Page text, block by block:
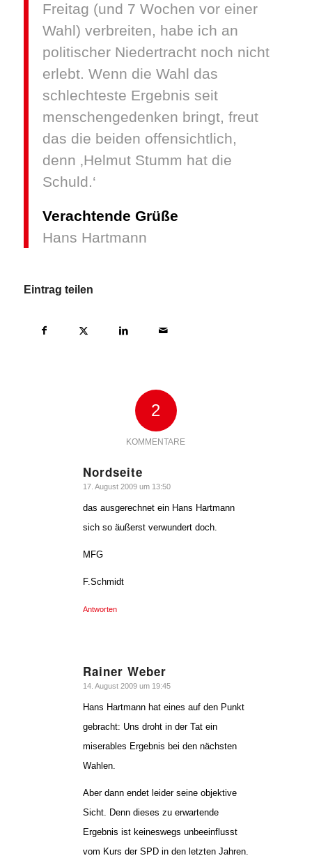
Freitag (und 7 Wochen vor einer
Wahl) verbreiten, habe ich an
politischer Niedertracht noch nicht
erlebt. Wenn die Wahl das
schlechteste Ergebnis seit
menschengedenken bringt, freut
das die beiden offensichtlich,
denn ‚Helmut Stumm hat die
Schuld.‘
Verachtende Grüße
Hans Hartmann
Eintrag teilen
2
KOMMENTARE
Nordseite
sagte:
17. August 2009 um 13:50
das ausgerechnet ein Hans Hartmann
sich so äußerst verwundert doch.
MFG
F.Schmidt
Antworten
Rainer Weber
sagte:
14. August 2009 um 19:45
Hans Hartmann hat eines auf den Punkt
gebracht: Uns droht in der Tat ein
miserables Ergebnis bei den nächsten
Wahlen.
Aber dann endet leider seine objektive
Sicht. Denn dieses zu erwartende
Ergebnis ist keineswegs unbeeinflusst
vom Kurs der SPD in den letzten Jahren.